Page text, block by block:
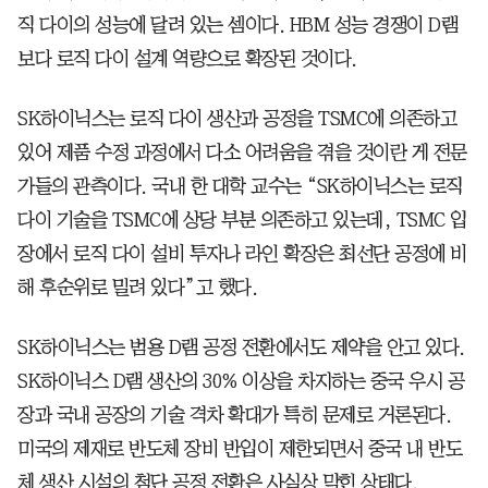
직 다이의 성능에 달려 있는 셈이다. HBM 성능 경쟁이 D램
보다 로직 다이 설계 역량으로 확장된 것이다.
SK하이닉스는 로직 다이 생산과 공정을 TSMC에 의존하고
있어 제품 수정 과정에서 다소 어려움을 겪을 것이란 게 전문
가들의 관측이다. 국내 한 대학 교수는 “SK하이닉스는 로직
다이 기술을 TSMC에 상당 부분 의존하고 있는데, TSMC 입
장에서 로직 다이 설비 투자나 라인 확장은 최선단 공정에 비
해 후순위로 밀려 있다”고 했다.
SK하이닉스는 범용 D램 공정 전환에서도 제약을 안고 있다.
SK하이닉스 D램 생산의 30% 이상을 차지하는 중국 우시 공
장과 국내 공장의 기술 격차 확대가 특히 문제로 거론된다.
미국의 제재로 반도체 장비 반입이 제한되면서 중국 내 반도
체 생산 시설의 첨단 공정 전환은 사실상 막힌 상태다.